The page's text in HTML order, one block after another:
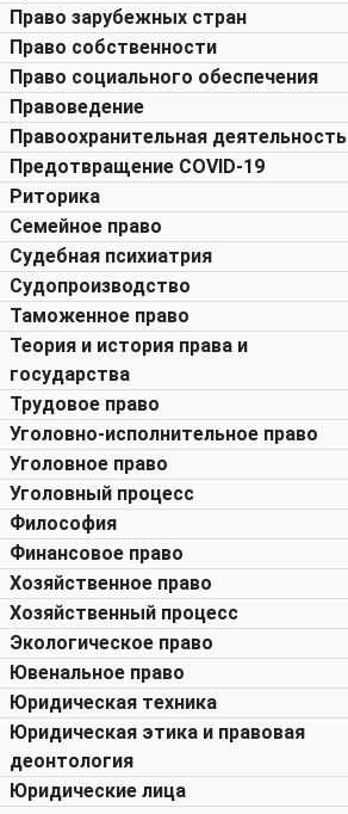
Право зарубежных стран
Право собственности
Право социального обеспечения
Правоведение
Правоохранительная деятельность
Предотвращение COVID-19
Риторика
Семейное право
Судебная психиатрия
Судопроизводство
Таможенное право
Теория и история права и
государства
Трудовое право
Уголовно-исполнительное право
Уголовное право
Уголовный процесс
Философия
Финансовое право
Хозяйственное право
Хозяйственный процесс
Экологическое право
Ювенальное право
Юридическая техника
Юридическая этика и правовая
деонтология
Юридические лица